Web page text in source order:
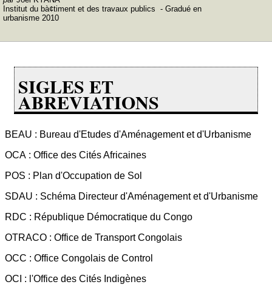
Institut du bà¢timent et des travaux publics - Gradué en
urbanisme 2010
SIGLES ET
ABREVIATIONS
BEAU : Bureau d'Etudes d'Aménagement et d'Urbanisme
OCA : Office des Cités Africaines
POS : Plan d'Occupation de Sol
SDAU : Schéma Directeur d'Aménagement et d'Urbanisme
RDC : République Démocratique du Congo
OTRACO : Office de Transport Congolais
OCC : Office Congolais de Control
OCI : l'Office des Cités Indigènes